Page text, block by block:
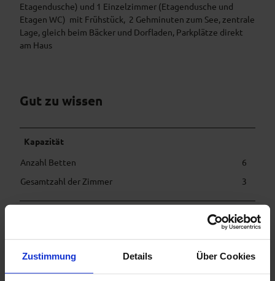
Zustimmung Details Über Cookies
Etagendusche) und 1 Einzelzimmer (Etagendusche und
Etagen WC) mit Frühstück, 2 Gehminuten zum See, zentrale
Lage, gleich beim Bäcker und Dorfladen, Parkplätze direkt
am Haus
Gut zu wissen
Kapazität
Anzahl Betten
6
Gesamtzahl der Zimmer
3
Weitere Infos